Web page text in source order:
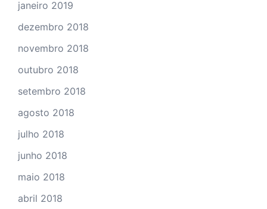
janeiro 2019
dezembro 2018
novembro 2018
outubro 2018
setembro 2018
agosto 2018
julho 2018
junho 2018
maio 2018
abril 2018